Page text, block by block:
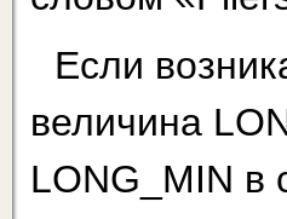
Если
величина
LONG_MIN в